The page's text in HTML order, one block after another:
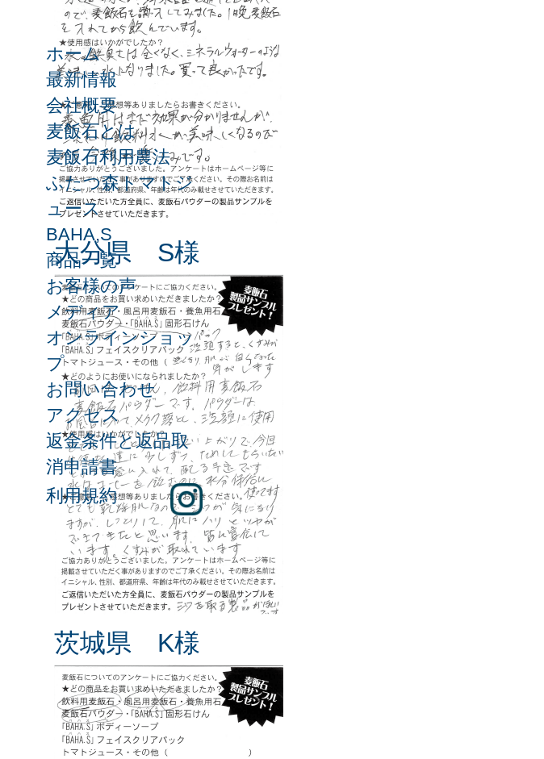
大分県 S様
茨城県 K様
ホーム
最新情報
会社概要
麦飯石とは
麦飯石利用農法
ふたつ森トマトジ
ュース
BAHA,S
商品一覧
お客様の声
メディア
オンラインショッ
プ
お問い合わせ
アクセス
返金条件と返品取
消申請書
利用規約